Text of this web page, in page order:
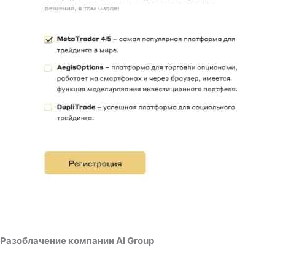
Разоблачение компании AI Group